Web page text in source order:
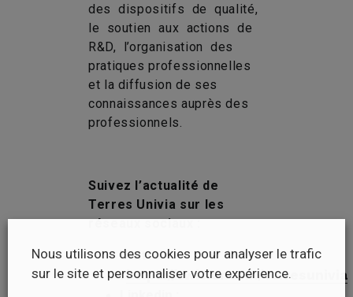
des dispositifs de qualité,
le soutien aux actions de
R&D, l’organisation des
pratiques professionnelles
et la diffusion de ses
connaissances auprès des
professionnels.
Suivez l’actualité de
Terres Univia sur les
réseaux sociaux :
Twitter
:https://twitter.com/terresunivia
Nous utilisons des cookies pour analyser le trafic
sur le site et personnaliser votre expérience.